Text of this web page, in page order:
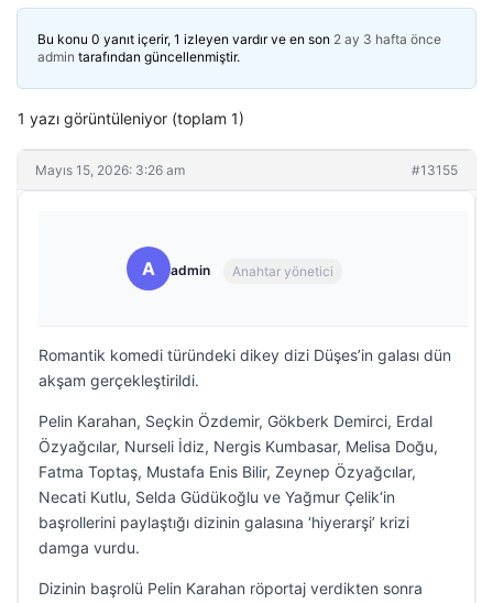
Bu konu 0 yanıt içerir, 1 izleyen vardır ve en son 2 ay 3 hafta önce
admin tarafından güncellenmiştir.
1 yazı görüntüleniyor (toplam 1)
Mayıs 15, 2026: 3:26 am #13155
A admin Anahtar yönetici
Romantik komedi türündeki dikey dizi Düşes’in galası dün
akşam gerçekleştirildi.
Pelin Karahan, Seçkin Özdemir, Gökberk Demirci, Erdal
Özyağcılar, Nurseli İdiz, Nergis Kumbasar, Melisa Doğu,
Fatma Toptaş, Mustafa Enis Bilir, Zeynep Özyağcılar,
Necati Kutlu, Selda Güdükoğlu ve Yağmur Çelik‘in
başrollerini paylaştığı dizinin galasına ‘hiyerarşi’ krizi
damga vurdu.
Dizinin başrolü Pelin Karahan röportaj verdikten sonra